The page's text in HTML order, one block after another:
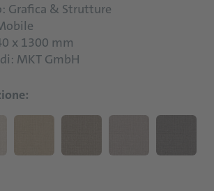
Grafica & Strutture
x 1300 mm
MKT GmbH